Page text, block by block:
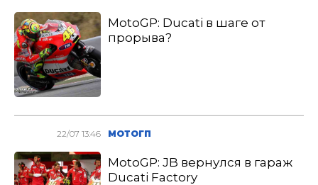
MotoGP: Ducati в шаге от
прорыва?
22/07 13:46 МОТОГП
MotoGP: JB вернулся в гараж
Ducati Factory